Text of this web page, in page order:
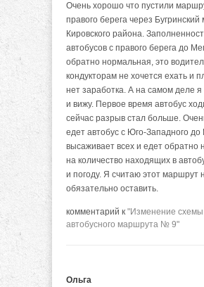
Очень хорошо что пустили
правого берега через Бугринский
Кировского района.
автобусов с правого берега до
обратно нормальная, это
кондукторам не хочется ехать и
нет заработка. А на самом деле я
и вижу. Первое время автобус
сейчас разрыв стал больше.
едет автобус с Юго-Западного до
высаживает всех и едет обратно
на количество находящих в
и погоду. Я считаю этот маршрут
обязательно оставить.
комментарий к "Изменение
автобусного маршрута № 9"
Ольга